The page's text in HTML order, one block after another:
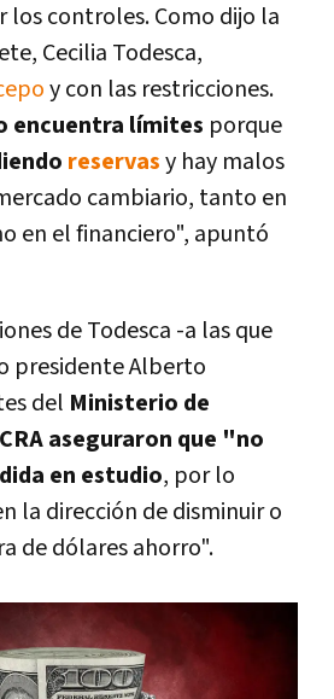
los controles. Como dijo la
Cecilia Todesca,
y con las restricciones.
encuentra límites porque
reservasy hay malos
cambiario, tanto en
en el financiero", apuntó
de Todesca -a las que
presidente Alberto
del Ministerio de
aseguraron que "no
en estudio, por lo
la dirección de disminuir o
de dólares ahorro".